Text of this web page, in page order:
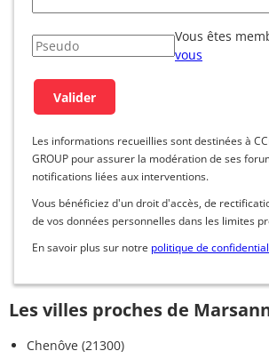
Vous êtes
vous
Les informations recueillies sont destinées à
GROUP pour assurer la modération de ses
notifications liées aux interventions.
Vous bénéficiez d'un droit d'accès, de
de vos données personnelles dans les limites
En savoir plus sur notre politique de
Les villes proches de
Chenôve (21300)